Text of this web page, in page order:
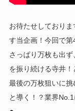
お待たせしており
す当企画！今回で第
さっぱり万枚も出
を振り続ける寺井
最後の万枚狙いに
と導く！？業界